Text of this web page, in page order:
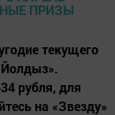
текущего
рубля, для
на «Звезду»